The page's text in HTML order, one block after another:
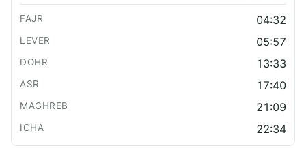
04:32
05:57
13:33
17:40
21:09
22:34